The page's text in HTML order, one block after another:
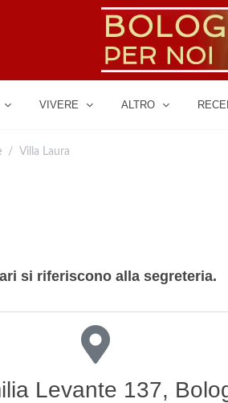
VIVERE ALTRO
Villa Laura
si riferiscono alla segreteria.
Levante 137,